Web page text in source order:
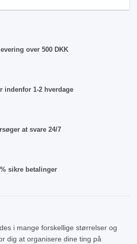
over 500 DKK
indenfor 1-2 hverdage
at svare 24/7
sikre betalinger
i mange forskellige størrelser og
dig at organisere dine ting på